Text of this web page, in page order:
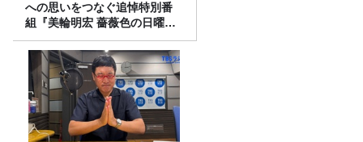
への思いをつなぐ追悼特別番
組『美輪明宏 薔薇色の日曜日
～ごきげんよう、ルンルン
～』8/9（日）16時放送